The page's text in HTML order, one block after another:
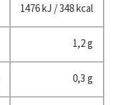
1476 kJ / 348 kcal
1,2 g
0,3 g